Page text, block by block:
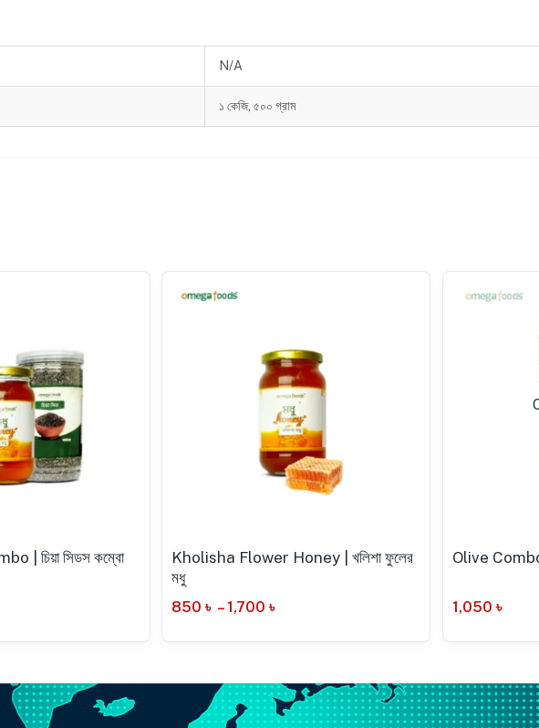
N/A
১ কেজি, ৫০০ গ্রাম
| চিয়া সিডস কম্বো
Kholisha Flower Honey | খলিশা ফুলের
মধু
850৳ – 1,700৳
Olive
1,050 ৳